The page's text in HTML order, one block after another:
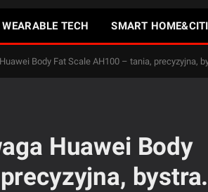
WEARABLE TECH SMART
Body Fat Scale AH100 – tania, precyzyjna,
Huawei Body
bystra.